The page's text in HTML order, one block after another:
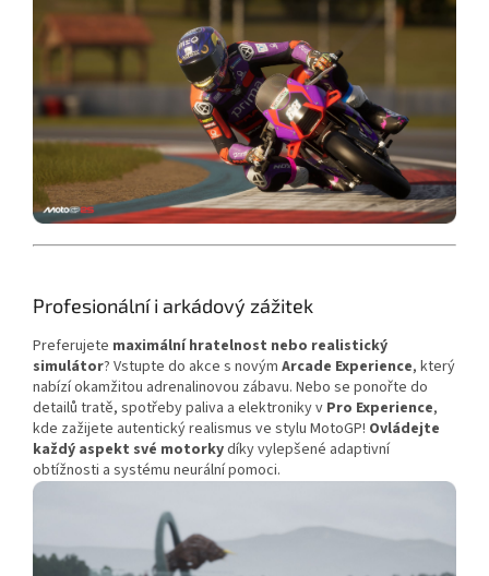
Profesionální i arkádový zážitek
Preferujete maximální hratelnost nebo realistický
simulátor? Vstupte do akce s novým Arcade Experience, který
nabízí okamžitou adrenalinovou zábavu. Nebo se ponořte do
detailů tratě, spotřeby paliva a elektroniky v Pro Experience,
kde zažijete autentický realismus ve stylu MotoGP! Ovládejte
každý aspekt své motorkydíky vylepšené adaptivní
obtížnosti a systému neurální pomoci.